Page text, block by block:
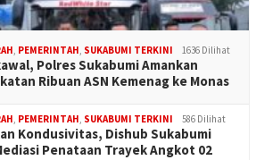
, PEMERINTAH, SUKABUMI TERKINI 1636 Dilihat
Polres Sukabumi Amankan
Ribuan ASN Kemenag ke Monas
, PEMERINTAH, SUKABUMI TERKINI 586 Dilihat
Kondusivitas, Dishub Sukabumi
Penataan Trayek Angkot 02